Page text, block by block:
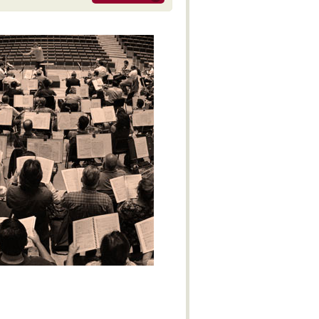
Bated Breath
del Plata
Nevsky - Cantata
- Sinfonía No. 2 - M-I
- Concierto para violín
I
- Sospechoso
- Concierto para violín
II
- Concierto para violín
M-III
- Adagio fantástico
- Sol aymará
- Inti Raymi
Shostakovich - Obertura festiva
- La Pasión de Saverio
Khatchaturian - Danza del sable
- La Pasión de Saverio
- Pepa